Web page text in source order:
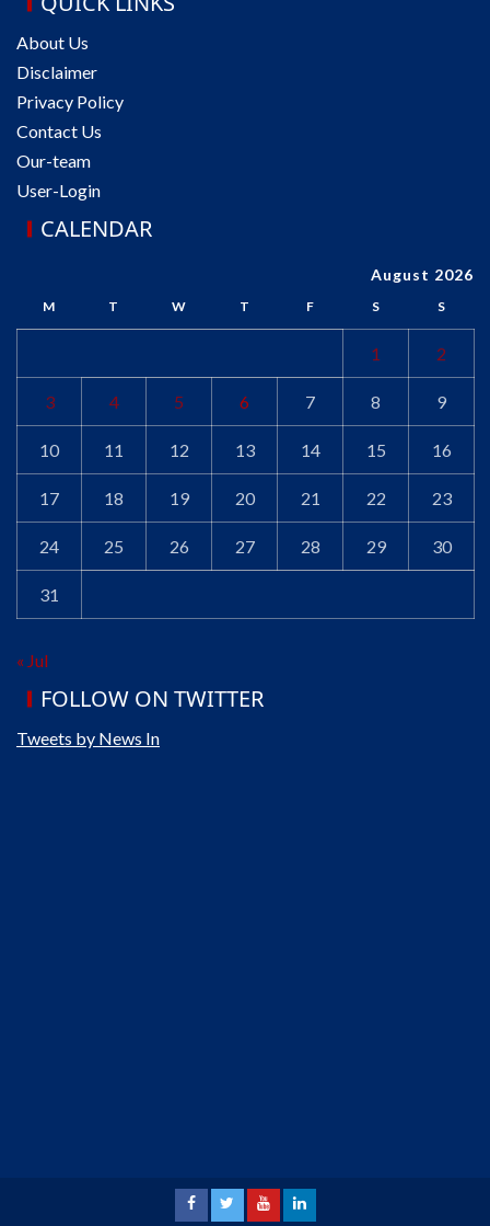
About Us
Disclaimer
Privacy Policy
Contact Us
Our-team
User-Login
CALENDAR
August 2026
M T W T F S S
1 2
3 4 5 6 7 8 9
10 11 12 13 14 15 16
17 18 19 20 21 22 23
24 25 26 27 28 29 30
31
« Jul
FOLLOW ON TWITTER
Tweets by News In